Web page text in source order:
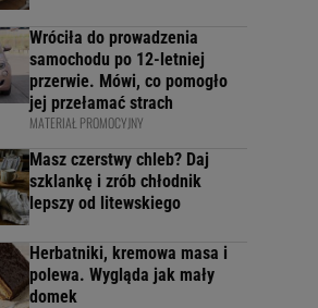
Wróciła do prowadzenia
samochodu po 12-letniej
przerwie. Mówi, co pomogło
jej przełamać strach
MATERIAŁ PROMOCYJNY
Masz czerstwy chleb? Daj
szklankę i zrób chłodnik
lepszy od litewskiego
Herbatniki, kremowa masa i
polewa. Wygląda jak mały
domek